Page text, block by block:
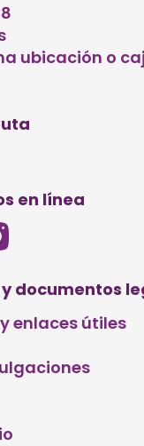
ubicación o
en línea
documentos
enlaces útiles